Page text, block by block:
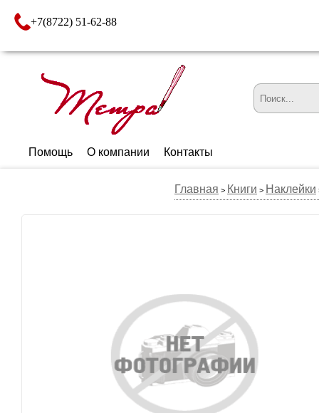
+7(8722) 51-62-88
Помощь О компании Контакты
Главная > Книги > Наклейки